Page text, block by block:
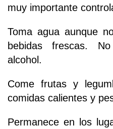
muy importante
Toma agua aunque
bebidas frescas.
alcohol.
Come frutas y
comidas calientes y
Permanece en los